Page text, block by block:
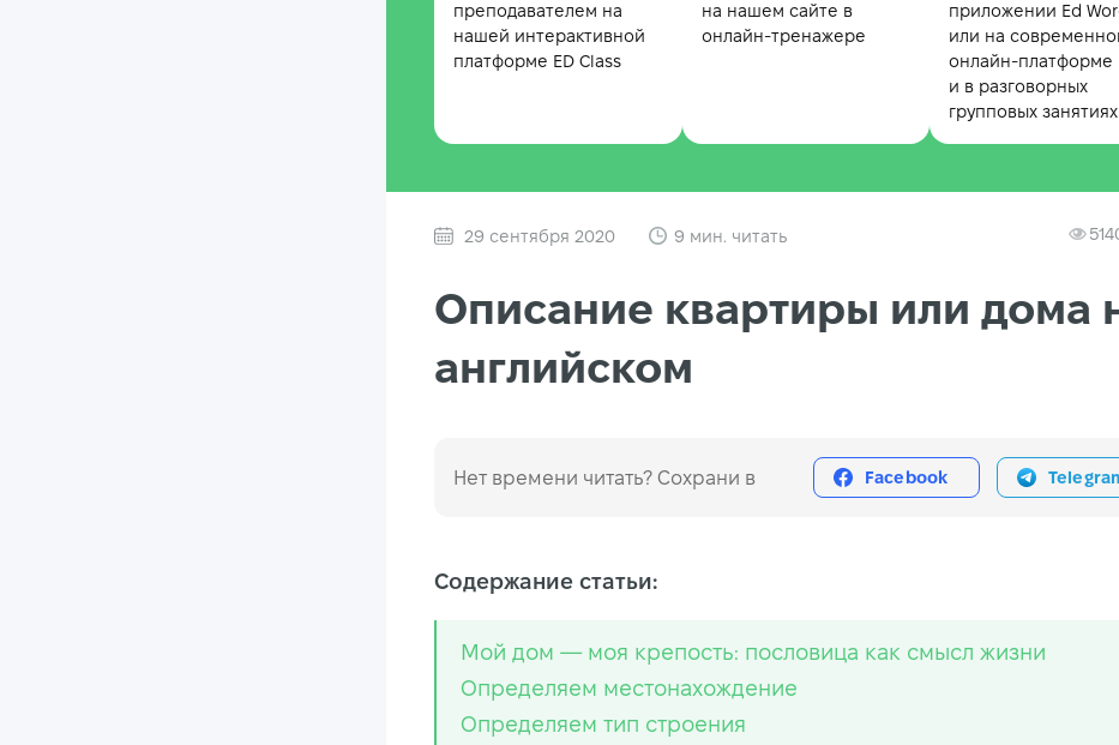
преподавателем на
нашей интерактивной
платформе ED Class
на нашем сайте в
онлайн-тренажере
приложении Ed
или на
онлайн-платформе
и в разговорных
групповых занятиях
29 сентября 2020 9 мин. читать
Описание квартиры или дома
английском
Нет времени читать? Сохрани в Facebook
Содержание статьи:
Мой дом — моя крепость: пословица как смысл жизни
Определяем местонахождение
Определяем тип строения